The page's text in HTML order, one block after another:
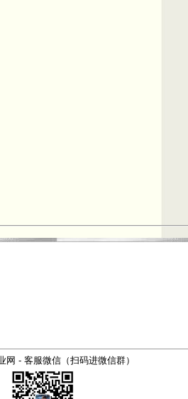
网 - 客服微信（扫码进微信群）